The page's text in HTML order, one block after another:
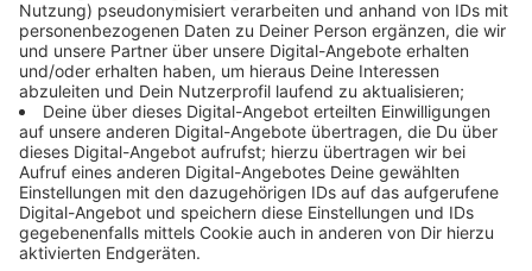
Anzeige
Gewalt gegen Polizeibeamte: Maßnahmen
zur Verbesserung der Sicherheit
Anzeige